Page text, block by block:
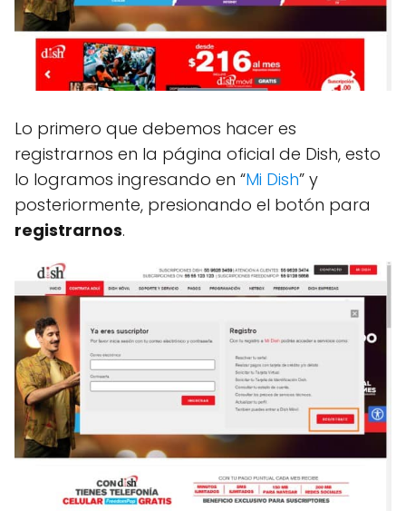
Lo primero que debemos hacer es
registrarnos en la página oficial de Dish, esto
lo logramos ingresando en “Mi Dish” y
posteriormente, presionando el botón para
registrarnos.